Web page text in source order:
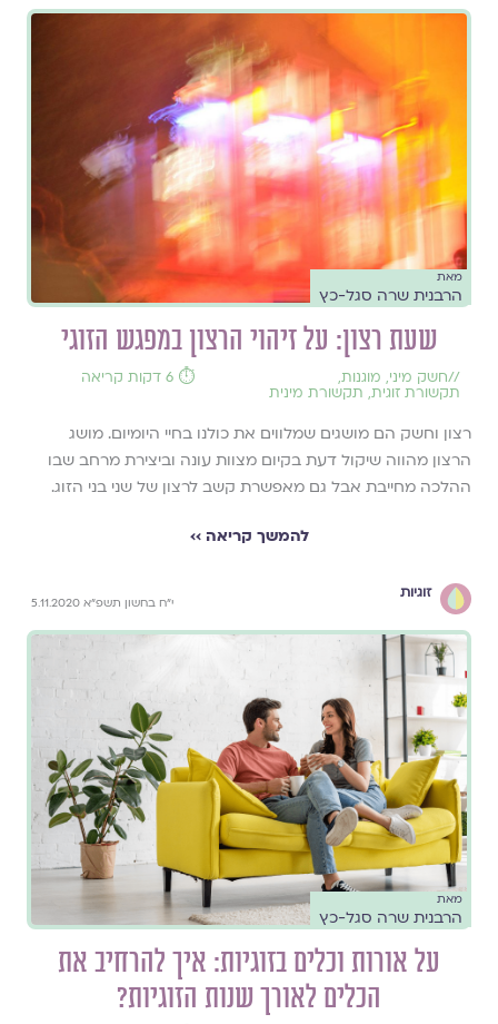
מאת
הרבנית שרה סגל-כץ
שעת רצון: על זיהוי הרצון במפגש הזוגי
//חשק מיני, מוגנות,
תקשורת זוגית, תקשורת מינית
⏱️ 6 דקות קריאה
רצון וחשק הם מושגים שמלווים את כולנו בחיי היומיום. מושג
הרצון מהווה שיקול דעת בקיום מצוות עונה וביצירת מרחב שבו
ההלכה מחייבת אבל גם מאפשרת קשב לרצון של שני בני הזוג.
להמשך קריאה ››
זוגיות
י״ח בחשון תשפ״א 5.11.2020
מאת
הרבנית שרה סגל-כץ
על אורות וכלים בזוגיות: איך להרחיב את
הכלים לאורך שנות הזוגיות?